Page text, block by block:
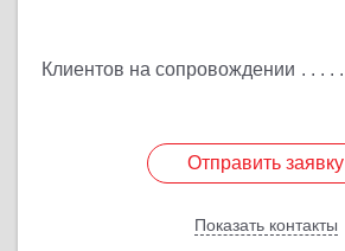
Клиентов на сопровождении
Отправить заявку
Показать контакты
Отправить заявку
Назад